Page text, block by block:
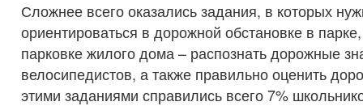
Сложнее всего оказались задания, в которых
ориентироваться в дорожной обстановке в
парковке жилого дома – распознать дорожные
велосипедистов, а также правильно оценить
этими заданиями справились всего 7%